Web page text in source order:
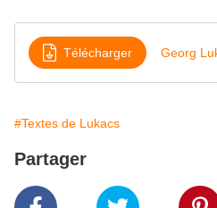
Télécharger
#Textes de Lukacs
Partager